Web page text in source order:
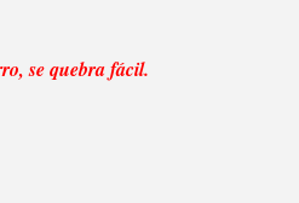
se quebra fácil.